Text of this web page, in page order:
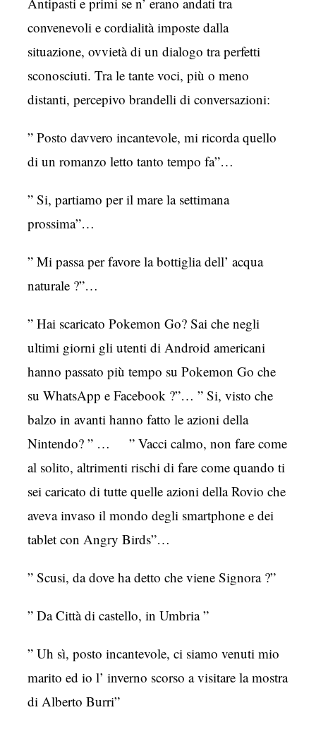
convenevoli e cordialità imposte dalla
situazione, ovvietà di un dialogo tra perfetti
sconosciuti. Tra le tante voci, più o meno
distanti, percepivo brandelli di conversazioni:
” Posto davvero incantevole, mi ricorda quello
di un romanzo letto tanto tempo fa”…
” Si, partiamo per il mare la settimana
prossima”…
” Mi passa per favore la bottiglia dell’ acqua
naturale ?”…
” Hai scaricato Pokemon Go? Sai che negli
ultimi giorni gli utenti di Android americani
hanno passato più tempo su Pokemon Go che
su WhatsApp e Facebook ?”… ” Si, visto che
balzo in avanti hanno fatto le azioni della
Nintendo? ” … ” Vacci calmo, non fare come
al solito, altrimenti rischi di fare come quando ti
sei caricato di tutte quelle azioni della Rovio che
aveva invaso il mondo degli smartphone e dei
tablet con Angry Birds”…
” Scusi, da dove ha detto che viene Signora ?”
” Da Città di castello, in Umbria ”
” Uh sì, posto incantevole, ci siamo venuti mio
marito ed io l’ inverno scorso a visitare la mostra
di Alberto Burri”